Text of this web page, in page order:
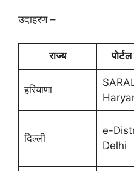
उदाहरण –
राज्य
हरियाणा
दिल्ली
e-
Delhi